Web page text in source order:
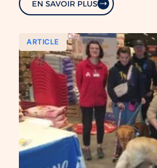
EN SAVOIR PLUS
ARTICLE